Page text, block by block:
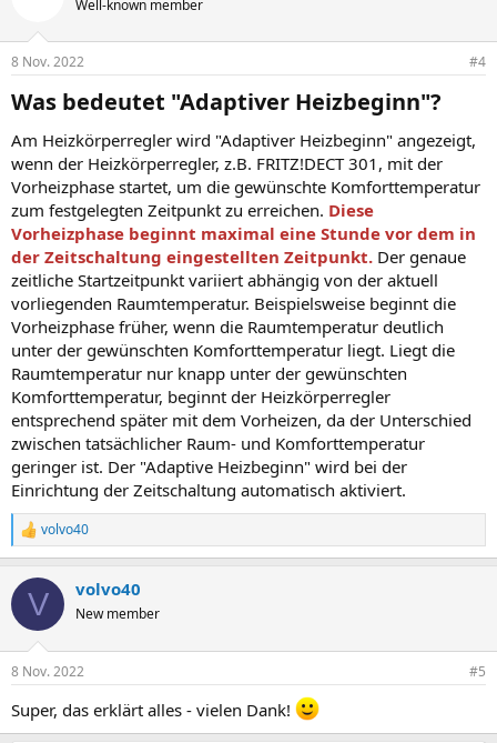
Well-known member
8 Nov. 2022 #4
Was bedeutet "Adaptiver Heizbeginn"?​
Am Heizkörperregler wird "Adaptiver Heizbeginn" angezeigt,
wenn der Heizkörperregler, z.B. FRITZ!DECT 301, mit der
Vorheizphase startet, um die gewünschte Komforttemperatur
zum festgelegten Zeitpunkt zu erreichen. Diese
Vorheizphase beginnt maximal eine Stunde vor dem in
der Zeitschaltung eingestellten Zeitpunkt. Der genaue
zeitliche Startzeitpunkt variiert abhängig von der aktuell
vorliegenden Raumtemperatur. Beispielsweise beginnt die
Vorheizphase früher, wenn die Raumtemperatur deutlich
unter der gewünschten Komforttemperatur liegt. Liegt die
Raumtemperatur nur knapp unter der gewünschten
Komforttemperatur, beginnt der Heizkörperregler
entsprechend später mit dem Vorheizen, da der Unterschied
zwischen tatsächlicher Raum- und Komforttemperatur
geringer ist. Der "Adaptive Heizbeginn" wird bei der
Einrichtung der Zeitschaltung automatisch aktiviert.
R
e
k
i
e
:
volvo40
V volvo40
New member
8 Nov. 2022 #5
Super, das erklärt alles - vielen Dank!